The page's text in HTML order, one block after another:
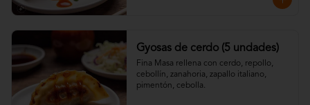
Gyosas de cerdo (5 undades)
Fina Masa rellena con cerdo, repollo,
cebollín, zanahoria, zapallo italiano,
pimentón, cebolla.